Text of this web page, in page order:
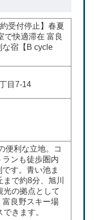
受付停止】春夏
で快適滞在 富良
な宿【B cycle
目7-14
便利な立地。コ
ンも徒歩圏内
す。青い池ま
で約8分、旭川
光の拠点として
良野スキー場
きます。